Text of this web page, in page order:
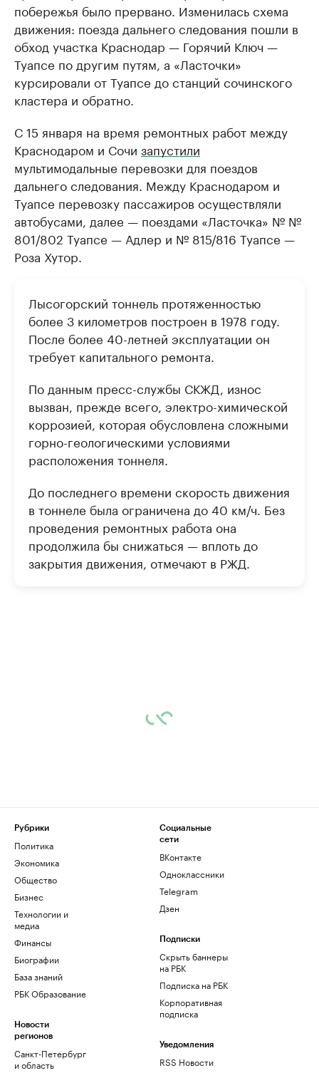
побережья было прервано. Изменилась схема
движения: поезда дальнего следования пошли в
обход участка Краснодар — Горячий Ключ —
Туапсе по другим путям, а «Ласточки»
курсировали от Туапсе до станций сочинского
кластера и обратно.
С 15 января на время ремонтных работ между
Краснодаром и Сочи запустили
мультимодальные перевозки для поездов
дальнего следования. Между Краснодаром и
Туапсе перевозку пассажиров осуществляли
автобусами, далее — поездами «Ласточка» № №
801/802 Туапсе — Адлер и № 815/816 Туапсе —
Роза Хутор.
Лысогорский тоннель протяженностью
более 3 километров построен в 1978 году.
После более 40-летней эксплуатации он
требует капитального ремонта.
По данным пресс-службы СКЖД, износ
вызван, прежде всего, электро-химической
коррозией, которая обусловлена сложными
горно-геологическими условиями
расположения тоннеля.
До последнего времени скорость движения
в тоннеле была ограничена до 40 км/ч. Без
проведения ремонтных работа она
продолжила бы снижаться — вплоть до
закрытия движения, отмечают в РЖД.
Рубрики
Политика
Экономика
Общество
Бизнес
Технологии и
медиа
Финансы
Биографии
База знаний
РБК Образование
Новости
регионов
Санкт-Петербург
и область
Социальные
сети
ВКонтакте
Одноклассники
Telegram
Дзен
Подписки
Скрыть баннеры
на РБК
Подписка на РБК
Корпоративная
подписка
Уведомления
RSS Новости